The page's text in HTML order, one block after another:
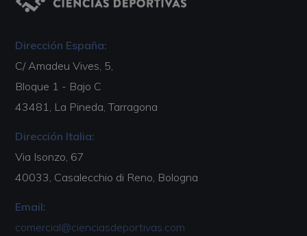
Dirección España:
C/ Amadeu Vives, 5,
Bloque 1 - Bajo C
43481, La Pineda, Tarragona
Dirección Italia:
Via Isonzo, 67
40033, Casalecchio di Reno, Bologna
Email:
comercial@cienciasdeportivas.com